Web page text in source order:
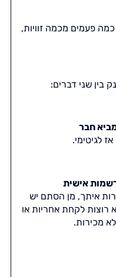
פעמים מכמה זוויות,
בין שני דברים:
לגיטימי.
איתך, מן הסתם יש
רוצות לקחת אחריות או
מכירות.